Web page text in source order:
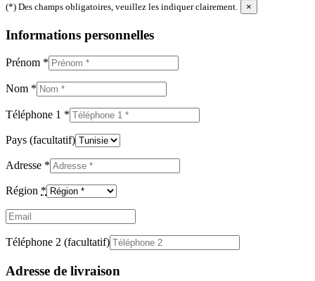
(*) Des champs obligatoires, veuillez les indiquer clairement. ×
Informations personnelles
Prénom *
Nom *
Téléphone 1 *
Pays (facultatif)
Adresse *
Région *
Email
Téléphone 2 (facultatif)
Adresse de livraison